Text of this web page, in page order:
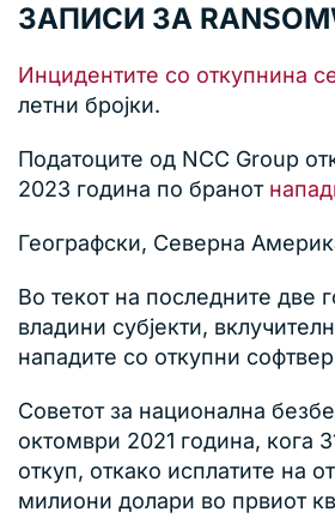
ЗАПИСИ ЗА
Инцидентите со откупнина
летни бројки.
Податоците од NCC Group
2023 година по бранот
Географски, Северна
Во текот на последните две
владини субјекти,
нападите со откупни
Советот за национална
октомври 2021 година, кога
откуп, откако исплатите на
милиони долари во првиот